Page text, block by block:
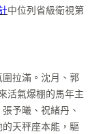
中位列省級衛視第
拉滿。沈月、郭
活氣爆棚的馬年主
張予曦、祝緒丹、
天秤座本能，驅